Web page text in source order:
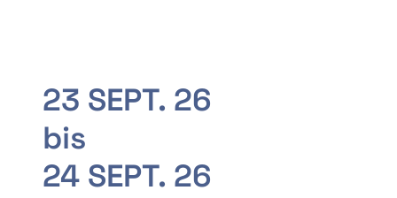
23 SEPT. 26
bis
24 SEPT. 26